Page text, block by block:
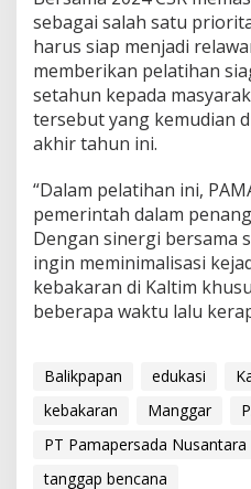
sebagai salah satu
harus siap menjadi
memberikan pelatihan
setahun kepada
tersebut yang kemudian
akhir tahun ini.
“Dalam pelatihan ini,
pemerintah dalam
Dengan sinergi bersama
ingin meminimalisasi
kebakaran di Kaltim
beberapa waktu lalu
Balikpapan edukasi
kebakaran
Manggar
PT Pamapersada Nusantara
tanggap bencana